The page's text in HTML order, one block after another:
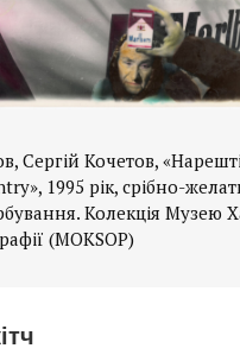
Сергій Кочетов,
1995 рік, срібно-
Колекція Музею
(MOKSOP)